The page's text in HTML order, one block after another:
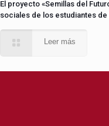
El proyecto «Semillas del
sociales de los estudiantes de
Leer más